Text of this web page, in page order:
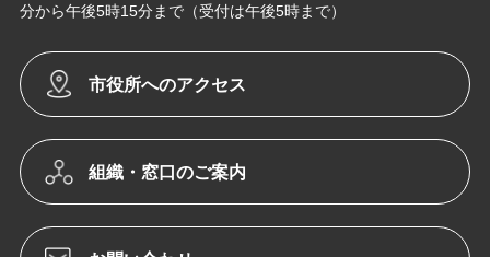
分から午後5時15分まで（受付は午後5時まで）
市役所へのアクセス
組織・窓口のご案内